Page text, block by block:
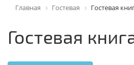
Главная Гостевая Гостевая
Гостевая